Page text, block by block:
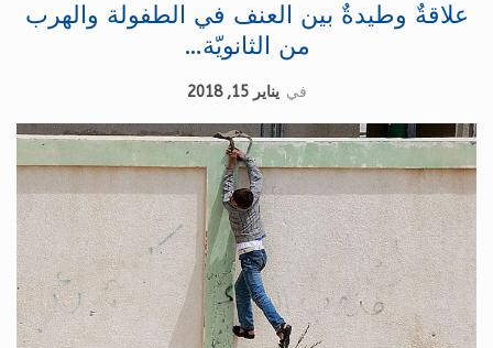
علاقةٌ وطيدةٌ بين العنف في الطفولة والهرب
من الثانويّة…
في يناير 15, 2018